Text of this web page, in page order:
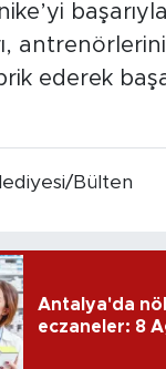
ederek
Bülten
Antalya'da